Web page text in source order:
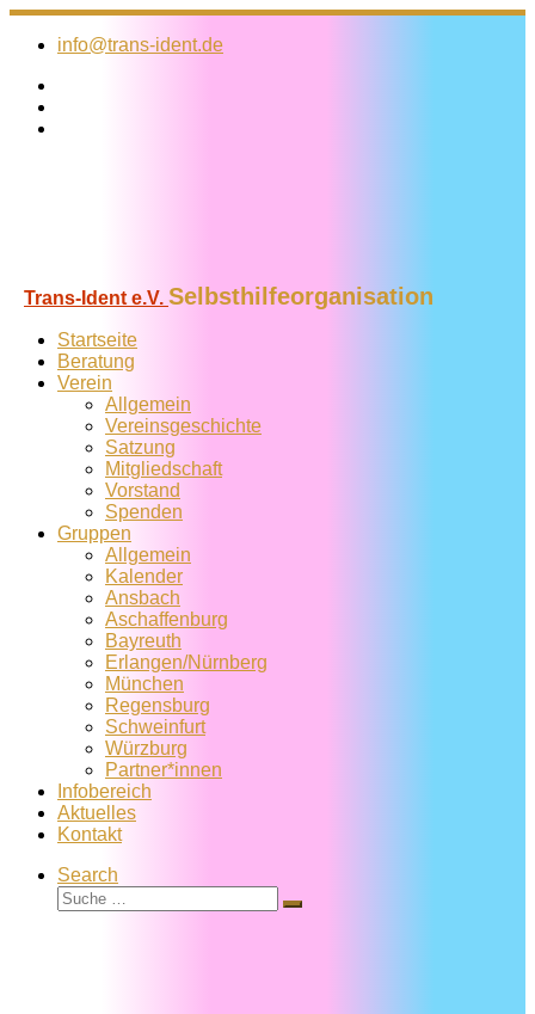
Zum
Inhalt
info@trans-ident.de
Trans-Ident e.V. Selbsthilfeorganisation
Startseite
Beratung
Verein
Allgemein
Vereins­geschichte
Satzung
Mitglied­schaft
Vorstand
Spenden
Gruppen
Allgemein
Kalender
Ansbach
Aschaffenburg
Bayreuth
Erlangen/Nürnberg
München
Regensburg
Schweinfurt
Würzburg
Partner*innen
Infobereich
Aktuelles
Kontakt
Search
Suche
Suche